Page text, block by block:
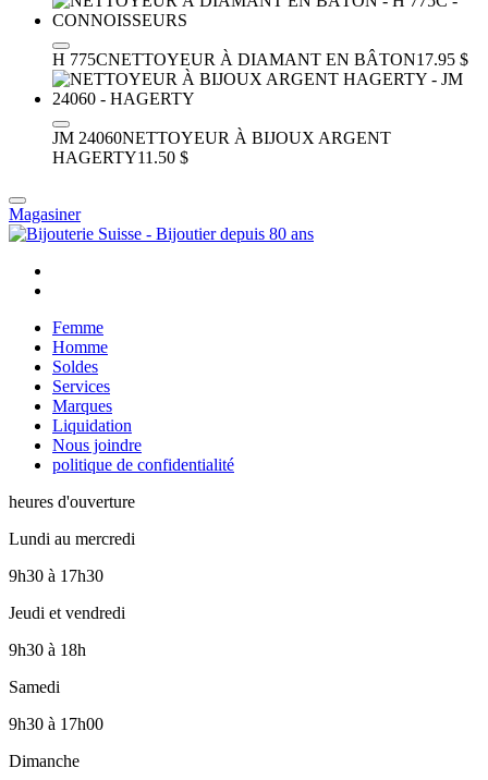
H 775CNETTOYEUR À DIAMANT EN BÂTON17.95 $
JM 24060NETTOYEUR À BIJOUX ARGENT
HAGERTY11.50 $
Magasiner
Femme
Homme
Soldes
Services
Marques
Liquidation
Nous joindre
politique de confidentialité
heures d'ouverture
Lundi au mercredi
9h30 à 17h30
Jeudi et vendredi
9h30 à 18h
Samedi
9h30 à 17h00
Dimanche